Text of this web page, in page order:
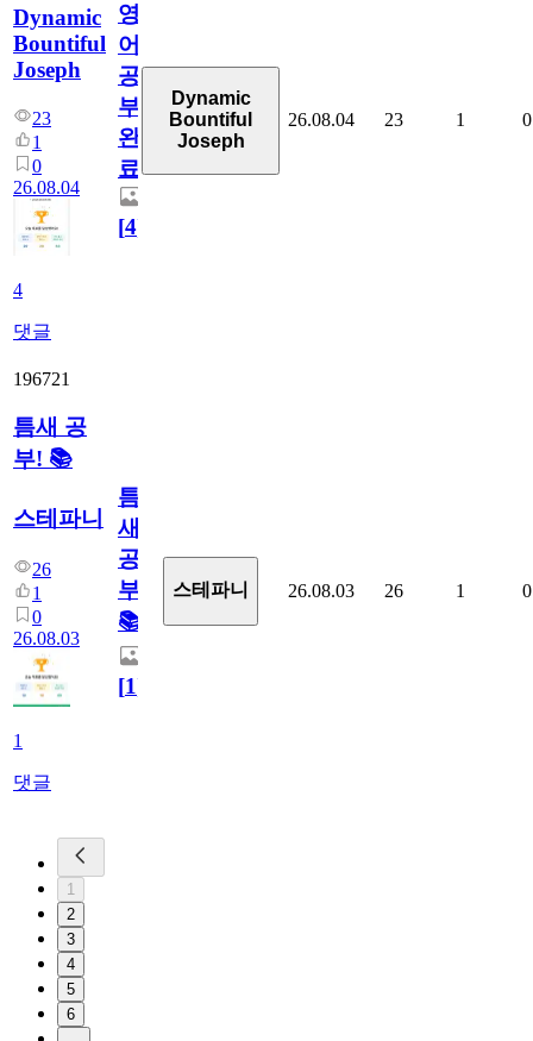
Dynamic
Bountiful
Joseph
23
1
0
26.08.04
4
댓글
영
어
공
부
완
료
[4]
Dynamic
Bountiful
Joseph
26.08.04 23 1 0
196721
틈새 공
부! 📚
스테파니
26
1
0
26.08.03
1
댓글
틈
새
공
부!
📚
[1]
스테파니 26.08.03 26 1 0
1
2
3
4
5
6